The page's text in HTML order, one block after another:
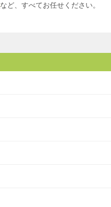
など、すべてお任せください。